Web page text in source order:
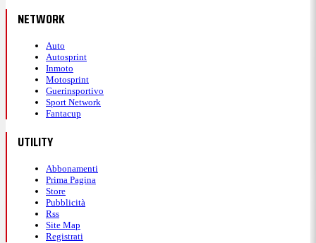
NETWORK
Auto
Autosprint
Inmoto
Motosprint
Guerinsportivo
Sport Network
Fantacup
UTILITY
Abbonamenti
Prima Pagina
Store
Pubblicità
Rss
Site Map
Registrati